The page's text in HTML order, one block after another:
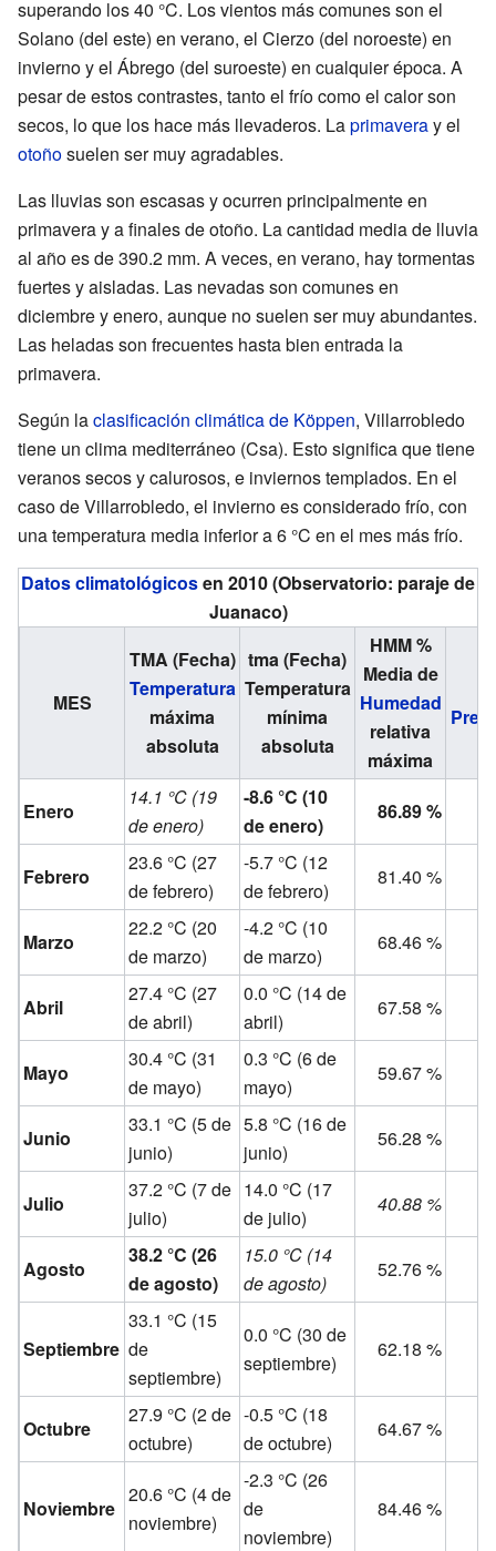
superando los 40 °C. Los vientos más comunes son el
Solano (del este) en verano, el Cierzo (del noroeste) en
invierno y el Ábrego (del suroeste) en cualquier época. A
pesar de estos contrastes, tanto el frío como el calor son
secos, lo que los hace más llevaderos. Laprimaveray el
otoñosuelen ser muy agradables.
Las lluvias son escasas y ocurren principalmente en
primavera y a finales de otoño. La cantidad media de lluvia
al año es de 390.2 mm. A veces, en verano, hay tormentas
fuertes y aisladas. Las nevadas son comunes en
diciembre y enero, aunque no suelen ser muy abundantes.
Las heladas son frecuentes hasta bien entrada la
primavera.
Según laclasificación climática de Köppen, Villarrobledo
tiene un clima mediterráneo (Csa). Esto significa que tiene
veranos secos y calurosos, e inviernos templados. En el
caso de Villarrobledo, el invierno es considerado frío, con
una temperatura media inferior a 6 °C en el mes más frío.
Datos climatológicosen 2010 (Observatorio: paraje de
Juanaco)
MES
TMA (Fecha)
Temperatura
máxima
absoluta
tma (Fecha)
Temperatura
mínima
absoluta
HMM %
Media de
Humedad
relativa
máxima
Enero
14.1 °C (19
de enero)
-8.6 °C (10
de enero)
86.89 %
Febrero
23.6 °C (27
de febrero)
-5.7 °C (12
de febrero)
81.40 %
Marzo
22.2 °C (20
de marzo)
-4.2 °C (10
de marzo)
68.46 %
Abril
27.4 °C (27
de abril)
0.0 °C (14 de
abril)
67.58 %
Mayo
30.4 °C (31
de mayo)
0.3 °C (6 de
mayo)
59.67 %
Junio
33.1 °C (5 de
junio)
5.8 °C (16 de
junio)
56.28 %
Julio
37.2 °C (7 de
julio)
14.0 °C (17
de julio)
40.88 %
Agosto
38.2 °C (26
de agosto)
15.0 °C (14
de agosto)
52.76 %
Septiembre
33.1 °C (15
de
septiembre)
0.0 °C (30 de
septiembre)
62.18 %
Octubre
27.9 °C (2 de
octubre)
-0.5 °C (18
de octubre)
64.67 %
Noviembre
20.6 °C (4 de
noviembre)
-2.3 °C (26
de
noviembre)
84.46 %